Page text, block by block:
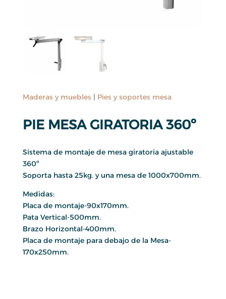
Maderas y muebles | Pies y soportes mesa
PIE MESA GIRATORIA 360º
Sistema de montaje de mesa giratoria ajustable
360º
Soporta hasta 25kg. y una mesa de 1000x700mm.
Medidas:
Placa de montaje-90x170mm.
Pata Vertical-500mm.
Brazo Horizontal-400mm.
Placa de montaje para debajo de la Mesa-
170x250mm.